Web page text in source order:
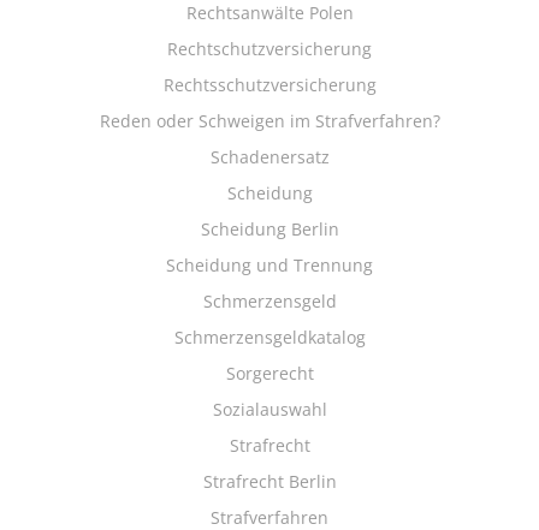
Rechtsanwälte Polen
Rechtschutzversicherung
Rechtsschutzversicherung
Reden oder Schweigen im Strafverfahren?
Schadenersatz
Scheidung
Scheidung Berlin
Scheidung und Trennung
Schmerzensgeld
Schmerzensgeldkatalog
Sorgerecht
Sozialauswahl
Strafrecht
Strafrecht Berlin
Strafverfahren